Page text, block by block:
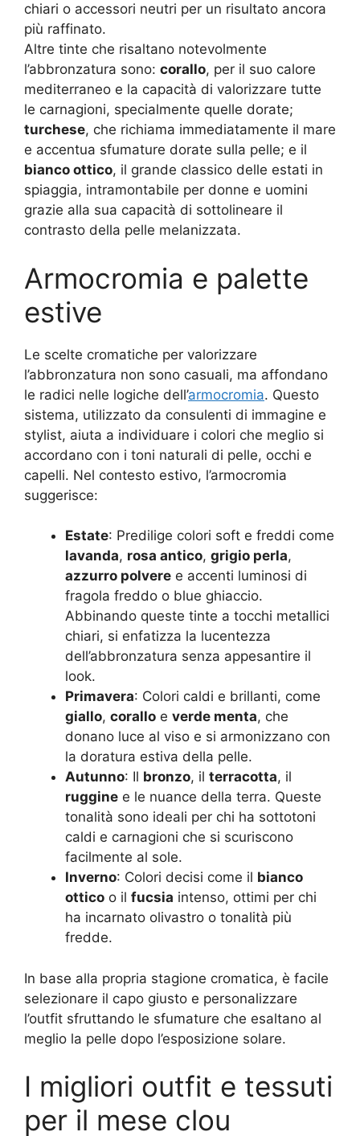
chiari o accessori neutri per un risultato ancora
più raffinato.
Altre tinte che risaltano notevolmente
l’abbronzatura sono: corallo, per il suo calore
mediterraneo e la capacità di valorizzare tutte
le carnagioni, specialmente quelle dorate;
turchese, che richiama immediatamente il mare
e accentua sfumature dorate sulla pelle; e il
bianco ottico, il grande classico delle estati in
spiaggia, intramontabile per donne e uomini
grazie alla sua capacità di sottolineare il
contrasto della pelle melanizzata.
Armocromia e palette
estive
Le scelte cromatiche per valorizzare
l’abbronzatura non sono casuali, ma affondano
le radici nelle logiche dell’armocromia. Questo
sistema, utilizzato da consulenti di immagine e
stylist, aiuta a individuare i colori che meglio si
accordano con i toni naturali di pelle, occhi e
capelli. Nel contesto estivo, l’armocromia
suggerisce:
Estate: Predilige colori soft e freddi come
lavanda, rosa antico, grigio perla,
azzurro polvere e accenti luminosi di
fragola freddo o blue ghiaccio.
Abbinando queste tinte a tocchi metallici
chiari, si enfatizza la lucentezza
dell’abbronzatura senza appesantire il
look.
Primavera: Colori caldi e brillanti, come
giallo, corallo e verde menta, che
donano luce al viso e si armonizzano con
la doratura estiva della pelle.
Autunno: Il bronzo, il terracotta, il
ruggine e le nuance della terra. Queste
tonalità sono ideali per chi ha sottotoni
caldi e carnagioni che si scuriscono
facilmente al sole.
Inverno: Colori decisi come il bianco
ottico o il fucsia intenso, ottimi per chi
ha incarnato olivastro o tonalità più
fredde.
In base alla propria stagione cromatica, è facile
selezionare il capo giusto e personalizzare
l’outfit sfruttando le sfumature che esaltano al
meglio la pelle dopo l’esposizione solare.
I migliori outfit e tessuti
per il mese clou